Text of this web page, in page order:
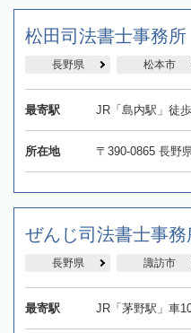
松田司法書士事務所
長野県 松本市
最寄駅 JR「島内駅」徒
所在地 〒390-0865 長野
ぜんじ司法書士事務
長野県 諏訪市
最寄駅 JR「茅野駅」車